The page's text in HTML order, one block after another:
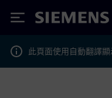
Siemens
此頁面使用自動翻譯顯